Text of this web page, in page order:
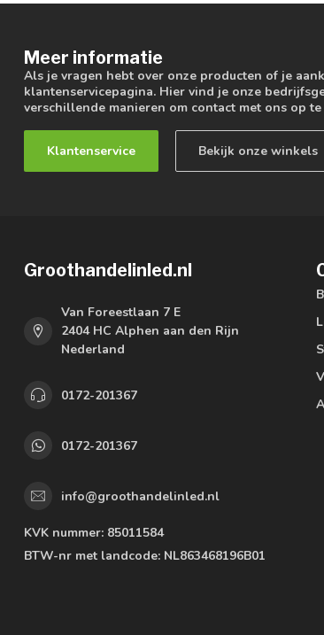
Meer informatie
Als je vragen hebt over onze producten of je
klantenservicepagina. Hier vind je onze
verschillende manieren om contact met ons op te
Klantenservice Bekijk onze winkels
Groothandelinled.nl
Van Foreestlaan 7 E
2404 HC Alphen aan den Rijn
Nederland
0172-201367
0172-201367
info@groothandelinled.nl
KVK nummer: 85011584
BTW-nr met landcode: NL863468196B01